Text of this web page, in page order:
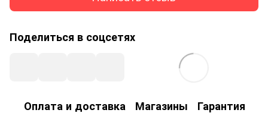
Поделиться в соцсетях
Оплата и доставка Магазины Гарантия